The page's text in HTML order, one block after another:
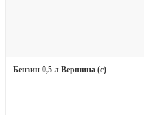
Бензин 0,5 л Вершина (с)